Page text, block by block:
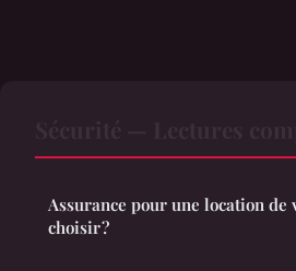
Assurance pour une location
choisir ?